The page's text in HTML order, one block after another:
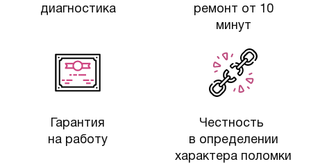
диагностика
ремонт от 10
минут
Гарантия
на работу
Честность
в определении
характера поломки